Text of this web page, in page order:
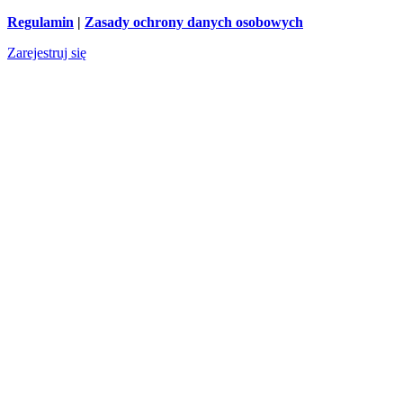
Regulamin | Zasady ochrony danych osobowych
Zarejestruj się